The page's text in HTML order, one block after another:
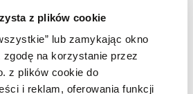
z plików cookie
lub zamykając okno
na korzystanie przez
z plików cookie do
i reklam, oferowania funkcji
i białe okna – jaka
i białe ściany nieodmiennie